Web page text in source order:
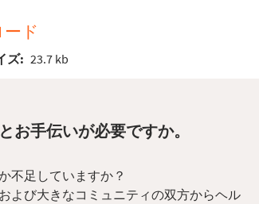
ド
ズ: 23.7 kb
お手伝いが必要ですか。
不足していますか？
よび大きなコミュニティの双方からヘル